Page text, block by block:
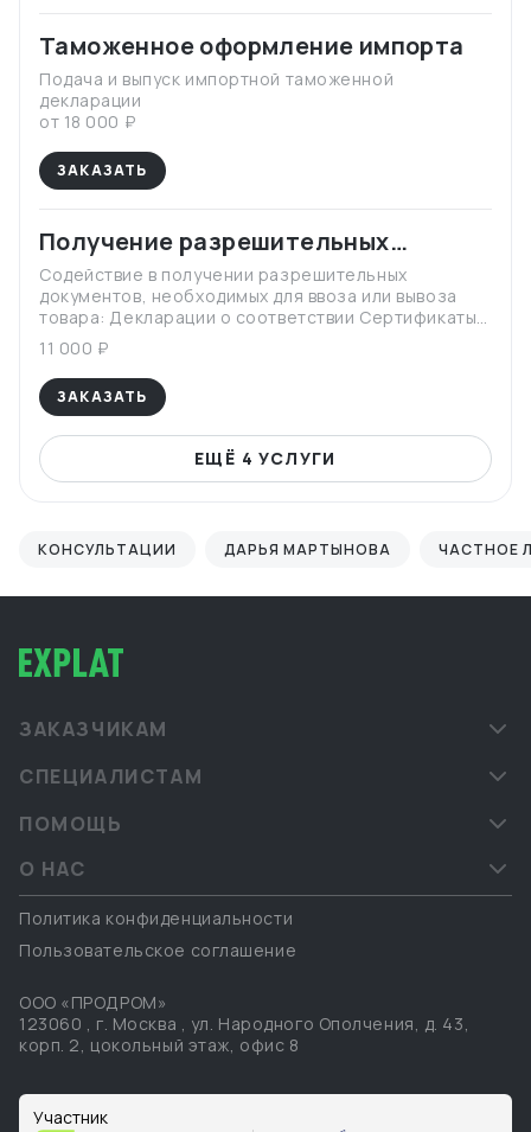
Таможенное оформление импорта
Подача и выпуск импортной таможенной
декларации
от 18 000 ₽
ЗАКАЗАТЬ
Получение разрешительных
документов для ввоза и вывоза
Содействие в получении разрешительных
документов, необходимых для ввоза или вывоза
товара: Декларации о соответствии Сертификаты
соответствия Свидетельства о государственной
регистрации Идентификационные заключения
ФСТЭК Лицензии
11 000 ₽
ЗАКАЗАТЬ
ЕЩЁ 4 УСЛУГИ
КОНСУЛЬТАЦИИ ДАРЬЯ МАРТЫНОВА ЧАСТНОЕ
ЗАКАЗЧИКАМ
СПЕЦИАЛИСТАМ
ПОМОЩЬ
О НАС
Политика конфиденциальности
Пользовательское соглашение
ООО «ПРОДРОМ»
123060 , г. Москва , ул. Народного Ополчения, д. 43,
корп. 2, цокольный этаж, офис 8
Участник